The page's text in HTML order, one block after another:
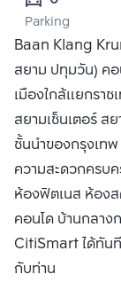
Parking
Baan Klang
สยาม ปทุมวัน) คอ
เมืองใกล้แยกราช
สยามเซ็นเตอร์ ส
ชั้นนำของกรุงเท
ความสะดวกครบค
ห้องฟิตเนส ห้องส
คอนโด บ้านกลาง
CitiSmart ได้ทันที
กับท่าน